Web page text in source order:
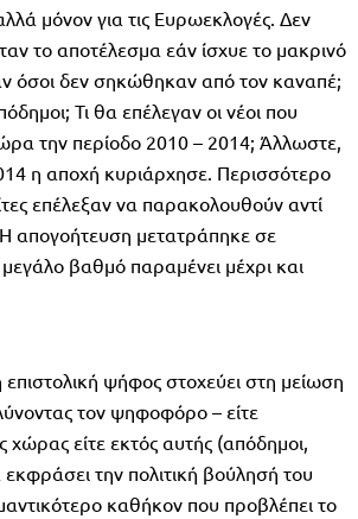
μόνον για τις Ευρωεκλογές. Δεν
το αποτέλεσμα εάν ίσχυε το μακρινό
όσοι δεν σηκώθηκαν από τον καναπέ;
Τι θα επέλεγαν οι νέοι που
την περίοδο 2010 – 2014; Άλλωστε,
η αποχή κυριάρχησε. Περισσότερο
επέλεξαν να παρακολουθούν αντί
απογοήτευση μετατράπηκε σε
βαθμό παραμένει μέχρι και
επιστολική ψήφος στοχεύει στη μείωση
τον ψηφοφόρο – είτε
χώρας είτε εκτός αυτής (απόδημοι,
την πολιτική βούλησή του
καθήκον που προβλέπει το